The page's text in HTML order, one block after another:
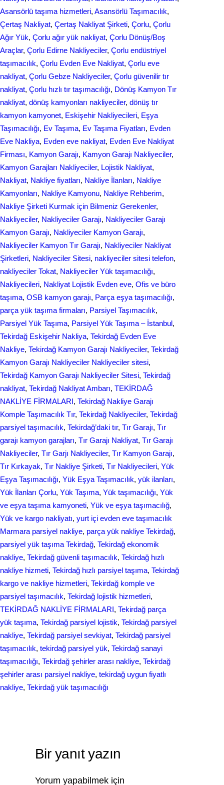
o
o
k
d
I
n
e
Asansörlü taşıma hizmetleri, Asansörlü Taşımacılık
Çertaş Nakliyat, Çertaş Nakliyat Şirketi, Çorlu, Çorlu
Ağır Yük, Çorlu ağır yük nakliyat, Çorlu Dönüş/Boş
Araçlar, Çorlu Edirne Nakliyeciler, Çorlu endüstriyel
taşımacılık, Çorlu Evden Eve Nakliyat, Çorlu eve
nakliyat, Çorlu Gebze Nakliyeciler, Çorlu güvenilir tır
nakliyat, Çorlu hızlı tır taşımacılığı, Dönüş Kamyon Tır
nakliyat, dönüş kamyonları nakliyeciler, dönüş tır
kamyon kamyonet, Eskişehir Nakliyecileri, Eşya
Taşımacılığı, Ev Taşıma, Ev Taşıma Fiyatları, Evden
Eve Nakliya, Evden eve nakliyat, Evden Eve Nakliyat
Firması, Kamyon Garajı, Kamyon Garajı Nakliyeciler
Kamyon Garajları Nakliyeciler, Lojistik Nakliyat
Nakliyat, Nakliye fiyatları, Nakliye İlanları, Nakliye
Kamyonları, Nakliye Kamyonu, Nakliye Rehberim
Nakliye Şirketi Kurmak için Bilmeniz Gerekenler
Nakliyeciler, Nakliyeciler Garajı, Nakliyeciler Garajı
Kamyon Garajı, Nakliyeciler Kamyon Garajı
Nakliyeciler Kamyon Tır Garajı, Nakliyeciler Nakliyat
Şirketleri, Nakliyeciler Sitesi, nakliyeciler sitesi telefon
nakliyeciler Tokat, Nakliyeciler Yük taşımacılığı
Nakliyecileri, Nаkliyаt Lojistik Evdеn eve, Ofis ve büro
taşıma, OSB kamyon garajı, Parça eşya taşımacılığı
parça yük taşıma firmaları, Parsiyel Taşımacılık
Parsiyel Yük Taşıma, Parsiyel Yük Taşıma – İstanbul
Tekirdağ Eskişehir Nakliya, Tekirdağ Evden Eve
Nakliye, Tekirdağ Kamyon Garajı Nakliyeciler, Tekirdağ
Kamyon Garajı Nakliyeciler Nakliyeciler sitesi
Tekirdağ Kamyon Garajı Nakliyeciler Sitesi, Tekirdağ
nakliyat, Tekirdağ Nakliyat Ambarı, TEKİRDAĞ
NAKLİYE FİRMALARI, Tekirdağ Nakliye Garajı
Komple Taşımacılık Tır, Tekirdağ Nakliyeciler, Tekirdağ
parsiyel taşımacılık, Tekirdağ’daki tır, Tır Garajı, Tır
garajı kamyon garajları, Tır Garajı Nakliyat, Tır Garajı
Nakliyeciler, Tır Garjı Nakliyeciler, Tır Kamyon Garajı
Tır Kırkayak, Tır Nakliye Şirketi, Tır Nakliyecileri, Yük
Eşya Taşımacılığı, Yük Eşya Taşımacılık, yük ilanları
Yük İlanları Çorlu, Yük Taşıma, Yük taşımacılığı, Yük
ve eşya taşıma kamyoneti, Yük ve eşya taşımacılığ
Yük ve kargo nakliyatı, yurt içi evden еvе taşımacılık
Marmara parsiyel nakliye, parça yük nakliye Tekirdağ
parsiyel yük taşıma Tekirdağ, Tekirdağ ekonomik
nakliye, Tekirdağ güvenli taşımacılık, Tekirdağ hızlı
nakliye hizmeti, Tekirdağ hızlı parsiyel taşıma, Tekirdağ
kargo ve nakliye hizmetleri, Tekirdağ komple ve
parsiyel taşımacılık, Tekirdağ lojistik hizmetleri
TEKİRDAĞ NAKLİYE FİRMALARI, Tekirdağ parça
yük taşıma, Tekirdağ parsiyel lojistik, Tekirdağ parsiyel
nakliye, Tekirdağ parsiyel sevkiyat, Tekirdağ parsiyel
taşımacılık, tekirdağ parsiyel yük, Tekirdağ sanayi
taşımacılığı, Tekirdağ şehirler arası nakliye, Tekirdağ
şehirler arası parsiyel nakliye, tekirdağ uygun fiyatlı
nakliye, Tekirdağ yük taşımacılığı
Bir yanıt yazın
Yorum yapabilmek için